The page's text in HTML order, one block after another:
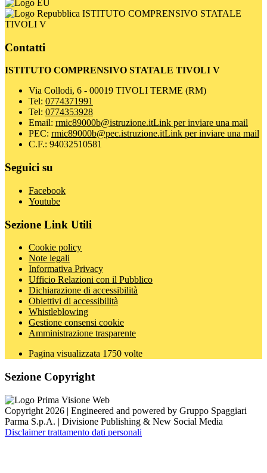
ISTITUTO COMPRENSIVO STATALE
TIVOLI V
Contatti
ISTITUTO COMPRENSIVO STATALE TIVOLI V
Via Collodi, 6 - 00019 TIVOLI TERME (RM)
Tel: 0774371991
Tel: 0774353928
Email: rmic89000b@istruzione.itLink per inviare una mail
PEC: rmic89000b@pec.istruzione.itLink per inviare una mail
C.F.: 94032510581
Seguici su
Facebook
Youtube
Sezione Link Utili
Cookie policy
Note legali
Informativa Privacy
Ufficio Relazioni con il Pubblico
Dichiarazione di accessibilità
Obiettivi di accessibilità
Whistleblowing
Gestione consensi cookie
Amministrazione trasparente
Pagina visualizzata 1750 volte
Sezione Copyright
Copyright 2026 | Engineered and powered by Gruppo Spaggiari
Parma S.p.A. | Divisione Publishing & New Social Media
Disclaimer trattamento dati personali